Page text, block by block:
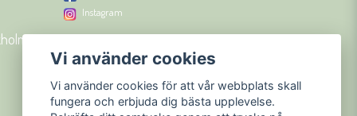
Instagram
Vi använder cookies
Vi använder cookies för att vår webbplats skall
fungera och erbjuda dig bästa upplevelse.